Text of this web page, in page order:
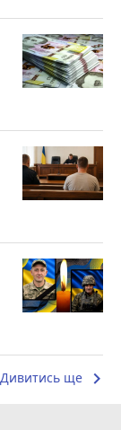
Дивитись ще keyboard_arrow_right